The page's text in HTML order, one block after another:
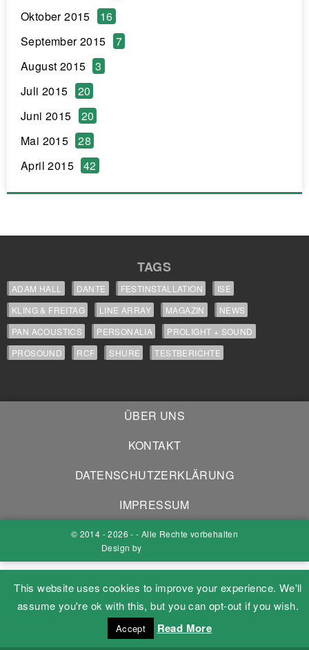
Oktober 2015
16
September 2015
7
August 2015
3
Juli 2015
20
Juni 2015
20
Mai 2015
28
April 2015
42
TAGS
ADAM HALL DANTE FESTINSTALLATION
ISE
KLING & FREITAG
LINE ARRAY MAGAZIN
NEWS
PAN ACOUSTICS
PERSONALIA
PROLIGHT + SOUND
PROSOUND
RCF SHURE TESTBERICHTE
ÜBER UNS
KONTAKT
DATENSCHUTZERKLÄRUNG
IMPRESSUM
© 2014 - 2026 - - Alle Rechte vorbehalten
Design by
This website uses cookies to improve your experience. We'll
assume you're ok with this, but you can opt-out if you wish.
Accept Read More